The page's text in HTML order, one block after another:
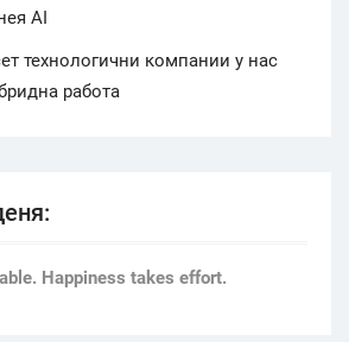
AI
технологични компании у нас
работа
Happiness takes effort.